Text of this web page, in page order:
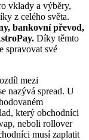
vklady a výběry,
z celého světa.
bankovní převod,
Díky těmto
spravovat své
mezi
nazývá spread. U
který obchodníci
neboli rollover
musí zaplatit